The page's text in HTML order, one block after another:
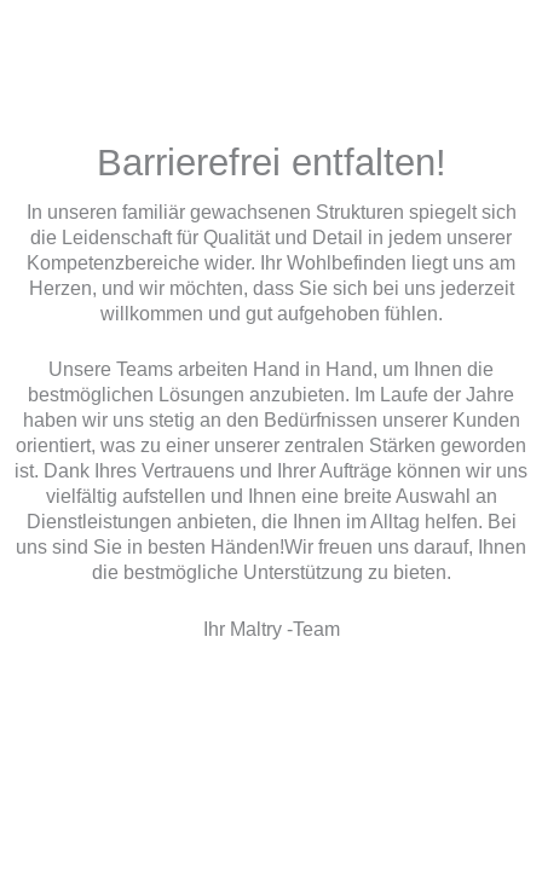
Barrierefrei entfalten!
In unseren familiär gewachsenen Strukturen spiegelt sich
die Leidenschaft für Qualität und Detail in jedem unserer
Kompetenzbereiche wider. Ihr Wohlbefinden liegt uns am
Herzen, und wir möchten, dass Sie sich bei uns jederzeit
willkommen und gut aufgehoben fühlen.
Unsere Teams arbeiten Hand in Hand, um Ihnen die
bestmöglichen Lösungen anzubieten. Im Laufe der Jahre
haben wir uns stetig an den Bedürfnissen unserer Kunden
orientiert, was zu einer unserer zentralen Stärken geworden
ist. Dank Ihres Vertrauens und Ihrer Aufträge können wir uns
vielfältig aufstellen und Ihnen eine breite Auswahl an
Dienstleistungen anbieten, die Ihnen im Alltag helfen. Bei
uns sind Sie in besten Händen!Wir freuen uns darauf, Ihnen
die bestmögliche Unterstützung zu bieten.
Ihr Maltry -Team